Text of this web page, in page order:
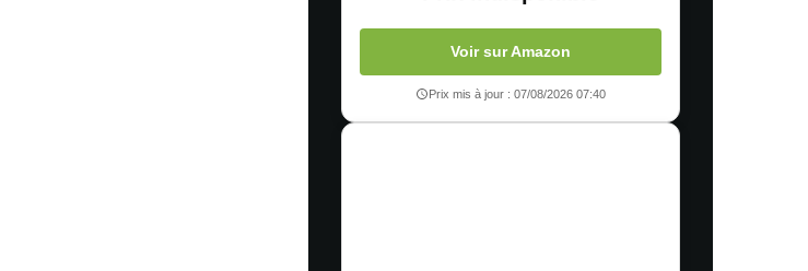
Voir sur Amazon
Prix mis à jour : 07/08/2026 07:40